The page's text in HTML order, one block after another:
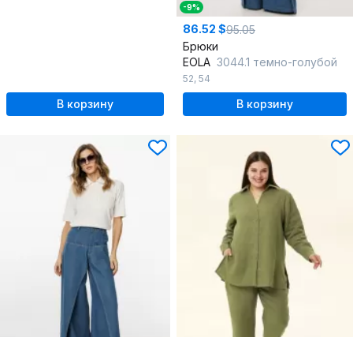
В корзину
-9%
86.52 $95.05
Брюки
EOLA 3044.1 темно-голубой
52, 54
В корзину